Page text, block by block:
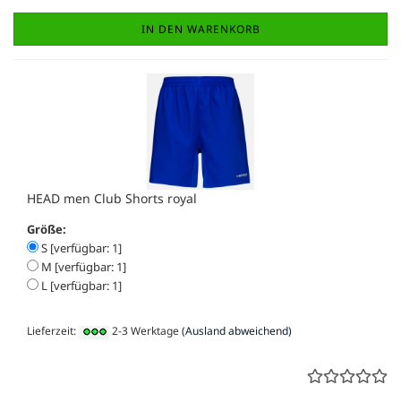
IN DEN WARENKORB
HEAD men Club Shorts royal
Größe:
S [verfügbar: 1]
M [verfügbar: 1]
L [verfügbar: 1]
Lieferzeit: 2-3 Werktage(Ausland abweichend)